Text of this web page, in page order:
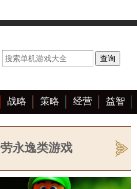
战略 策略 经营 益智
恋爱 单机 大全
永逸类游戏